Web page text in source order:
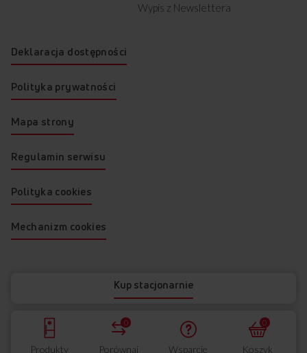
Produkty Porównaj
0
Wsparcie Koszyk
0
Kup stacjonarnie
Wypis z Newslettera
© 2026 AMICA
Deklaracja dostępności
Polityka prywatności
Mapa strony
Regulamin serwisu
Polityka cookies
Mechanizm cookies